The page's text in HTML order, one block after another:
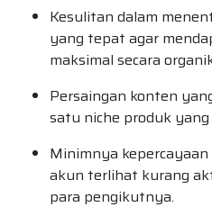
Kesulitan dalam
yang tepat agar
maksimal secara
Persaingan konten
satu niche produk yang
Minimnya
akun terlihat kurang
para pengikutnya.